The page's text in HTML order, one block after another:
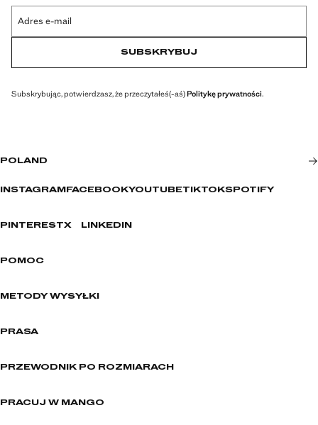
Adres e-mail
SUBSKRYBUJ
Subskrybując, potwierdzasz, że przeczytałeś(-aś)Politykę prywatności.
POLAND
INSTAGRAM FACEBOOKYOUTUBETIKTOKSPOTIFY
PINTERESTX LINKEDIN
POMOC
METODY WYSYŁKI
PRASA
PRZEWODNIK PO ROZMIARACH
PRACUJ W MANGO